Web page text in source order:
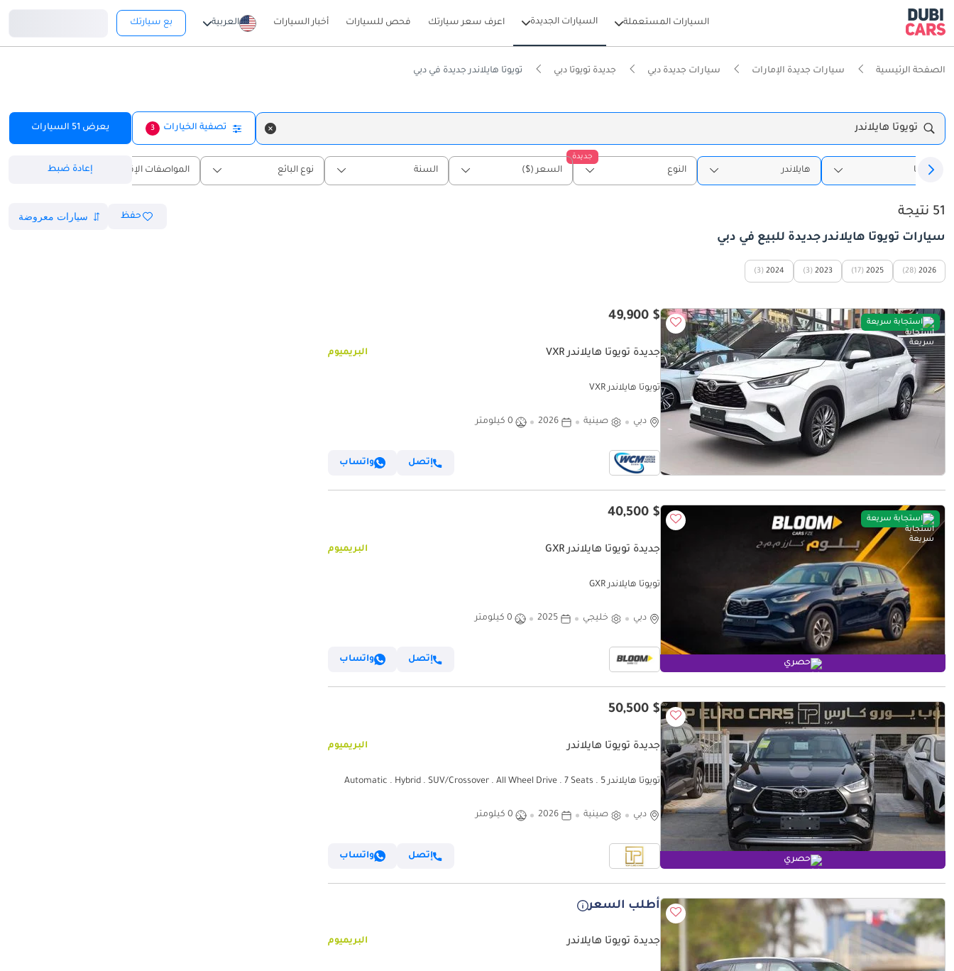
السيارات المستعملة السيارات الجديدة اعرف سعر سيارتك فحص للسيارات أخبار السيارات العربية بع سيارتك
الصفحة الرئيسية سيارات جديدة الإمارات سيارات جديدة دبي جديدة تويوتا دبي تويوتا هايلاندر جديدة في دبي
تويوتا هايلاندر تصفية الخيارات 3 يعرض 51 السيارات
تويوتا هايلاندر
جديدة
النوع السعر ($) السنة نوع البائع المواصفات الإقليمية إعادة ضبط
51 نتيجة حفظ
سيارات تويوتا هايلاندر جديدة للبيع في دبي
2026
(28)
2025
(17)
2023
(3)
2024
(3)
استجابة سريعة $ 49,900
جديدة تويوتا هايلاندر VXR البريميوم
تويوتا هايلاندر VXR
دبي صينية 2026 0 كيلومتر
إتصل واتساب
استجابة سريعة
حصري
$ 40,500
جديدة تويوتا هايلاندر GXR البريميوم
تويوتا هايلاندر GXR
دبي خليجي 2025 0 كيلومتر
إتصل واتساب
حصري
$ 50,500
جديدة تويوتا هايلاندر البريميوم
تويوتا هايلاندر Automatic . Hybrid . SUV/Crossover . All Wheel Drive . 7 Seats . 5
دبي صينية 2026 0 كيلومتر
إتصل واتساب
أطلب السعر
جديدة تويوتا هايلاندر البريميوم